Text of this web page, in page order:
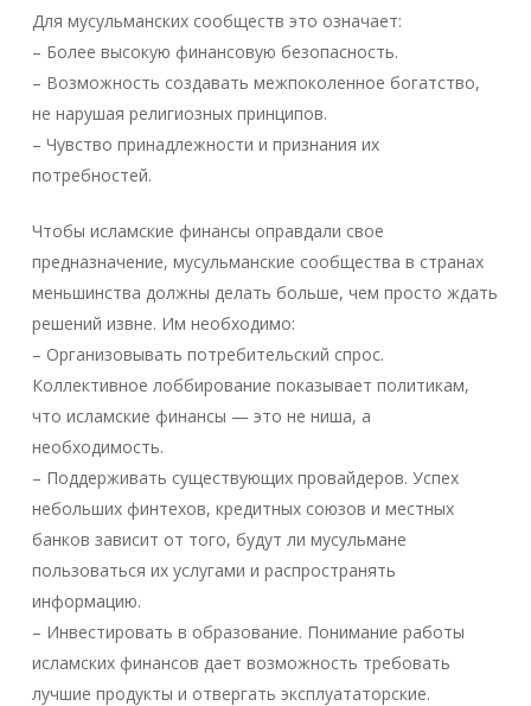
Для мусульманских сообществ это означает:
– Более высокую финансовую безопасность.
– Возможность создавать межпоколенное богатство,
не нарушая религиозных принципов.
– Чувство принадлежности и признания их
потребностей.
Чтобы исламские финансы оправдали свое
предназначение, мусульманские сообщества в странах
меньшинства должны делать больше, чем просто ждать
решений извне. Им необходимо:
– Организовывать потребительский спрос.
Коллективное лоббирование показывает политикам,
что исламские финансы — это не ниша, а
необходимость.
– Поддерживать существующих провайдеров. Успех
небольших финтехов, кредитных союзов и местных
банков зависит от того, будут ли мусульмане
пользоваться их услугами и распространять
информацию.
– Инвестировать в образование. Понимание работы
исламских финансов дает возможность требовать
лучшие продукты и отвергать эксплуататорские.